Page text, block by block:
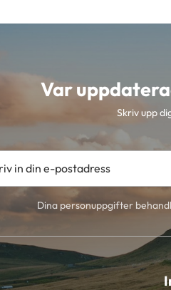
Var
Skriv upp
Dina personuppgifter